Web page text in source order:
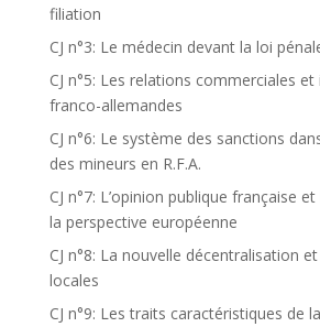
filiation
CJ n°3: Le médecin devant la loi
CJ n°5: Les relations commerciales
franco-allemandes
CJ n°6: Le système des sanctions
des mineurs en R.F.A.
CJ n°7: L’opinion publique française
la perspective européenne
CJ n°8: La nouvelle décentralisation
locales
CJ n°9: Les traits caractéristiques de